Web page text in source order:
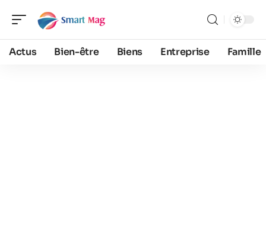
Actus Bien-être Biens Entreprise Famille